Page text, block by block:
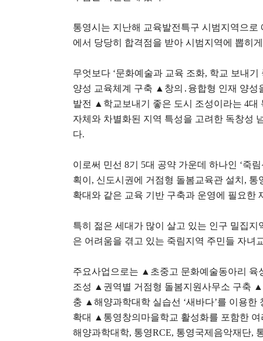
통영시는 지난해 교육발전특구 시범지역으로
에서 당당히 합격점을 받아 시범지역에 뽑히
무엇보다 ‘문화예술과 교육 조화, 학교 보내기
양성 교육체계 구축 ▲ 창의 ․ 융합형 인재 양성
발전
▲ 학교보내기 좋은 도시 조성이라는 4대
자체와 차별화된 지역 특성을 고려한 독창성
다.
이로써 민선 8기 5대 공약 가운데 하나인 ‘죽
획이 , 신도시권에 거점형 돌봄교육관 설치 , 통
확대와 같은 교육 기반 구축과 운영에 필요한
특히 젊은 세대가 많이 살고 있는 인구 밀집
은 어려움을 겪고 있는 죽림지역 주민들 자녀
주요사업으로는 ▲ 초중고 문화예술동아리 육
조성 ▲ 권역별 거점형 돌봄지원사무소 구축 ▲
충 ▲ 해양과학대학 실습선 ‘새바다’를 이용한
확대
▲ 통영창의마을학교 활성화를 포함한
해양과학대학, 통영RCE, 통영국제음악재단,